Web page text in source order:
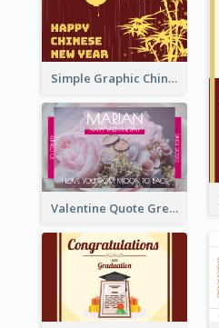
Simple Graphic Chinese New Year In Red And Yellow
Valentine Quote Greeting Card